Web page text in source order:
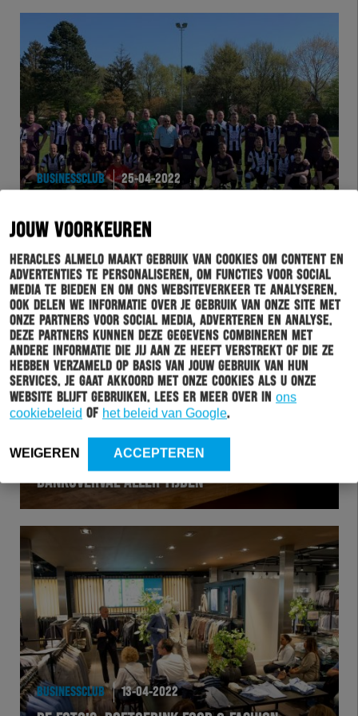
JOUW VOORKEUREN
Heracles Almelo maakt gebruik van cookies om content en
advertenties te personaliseren, om functies voor social
media te bieden en om ons websiteverkeer te analyseren.
Ook delen we informatie over je gebruik van onze site met
onze partners voor social media, adverteren en analyse.
Deze partners kunnen deze gegevens combineren met
andere informatie die jij aan ze heeft verstrekt of die ze
hebben verzameld op basis van jouw gebruik van hun
services. Je gaat akkoord met onze cookies als u onze
website blijft gebruiken. Lees er meer over in ons
cookiebeleid of het beleid van Google.
WEIGEREN ACCEPTEREN
BUSINESSCLUB 25-04-2022
HOGE NOORDEN
BUSINESSCLUB 20-04-2022
BANKOVERVAL ALLER TIJDEN”
BUSINESSCLUB 13-04-2022